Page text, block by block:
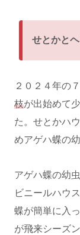
せとかと
２０２４年の
枝が出始めて
た。せとかハ
めアゲハ蝶の
アゲハ蝶の幼
ビニールハウ
蝶が簡単に入
が飛来シーズ